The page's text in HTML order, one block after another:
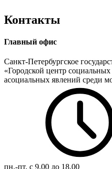
Контакты
Главный офис
Санкт-Петербургское
«Городской центр
асоциальных явлений
пн.-пт. с 9.00 до 18.00